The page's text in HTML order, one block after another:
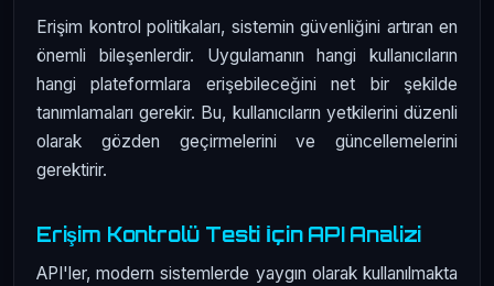
Erişim kontrol politikaları, sistemin güvenliğini artıran en
önemli bileşenlerdir. Uygulamanın hangi kullanıcıların
hangi plateformlara erişebileceğini net bir şekilde
tanımlamaları gerekir. Bu, kullanıcıların yetkilerini düzenli
olarak gözden geçirmelerini ve güncellemelerini
gerektirir.
Erişim Kontrolü Testi İçin API Analizi
API'ler, modern sistemlerde yaygın olarak kullanılmakta